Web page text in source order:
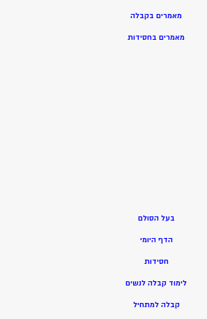
מאמרים בקבלה
מאמרים בחסידות
בעל הסולם
הדף היומי
חסידות
לימוד קבלה לנשים
קבלה למתחיל